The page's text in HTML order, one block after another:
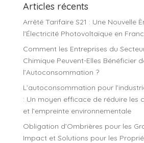
Articles récents
Arrêté Tarifaire S21 : Une Nouvelle
l’Électricité Photovoltaïque en
Comment les Entreprises du
Chimique Peuvent-Elles Bénéficier
l’Autoconsommation ?
L’autoconsommation pour
: Un moyen efficace de réduire les
et l’empreinte environnementale
Obligation d’Ombrières pour les
Impact et Solutions pour les